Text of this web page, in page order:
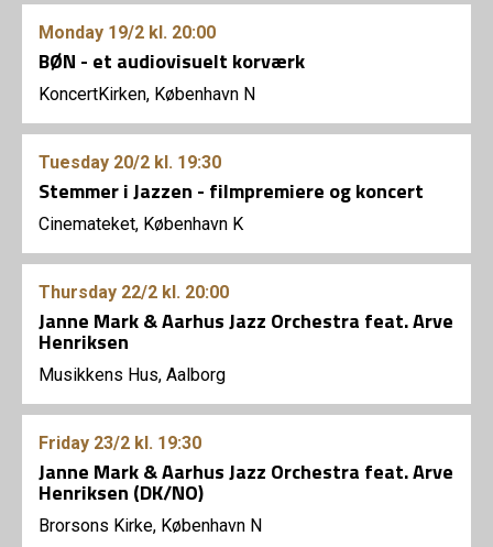
Monday 19/2 kl. 20:00
BØN - et audiovisuelt korværk
KoncertKirken, København N
Tuesday 20/2 kl. 19:30
Stemmer i Jazzen - filmpremiere og koncert
Cinemateket, København K
Thursday 22/2 kl. 20:00
Janne Mark & Aarhus Jazz Orchestra feat. Arve
Henriksen
Musikkens Hus, Aalborg
Friday 23/2 kl. 19:30
Janne Mark & Aarhus Jazz Orchestra feat. Arve
Henriksen (DK/NO)
Brorsons Kirke, København N